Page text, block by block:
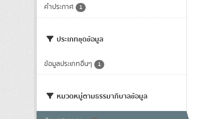
คำประกาศ 1
ประเภทชุดข้อมูล
ข้อมูลประเภทอื่นๆ 1
หมวดหมู่ตามธรรมาภิบาลข้อมูล